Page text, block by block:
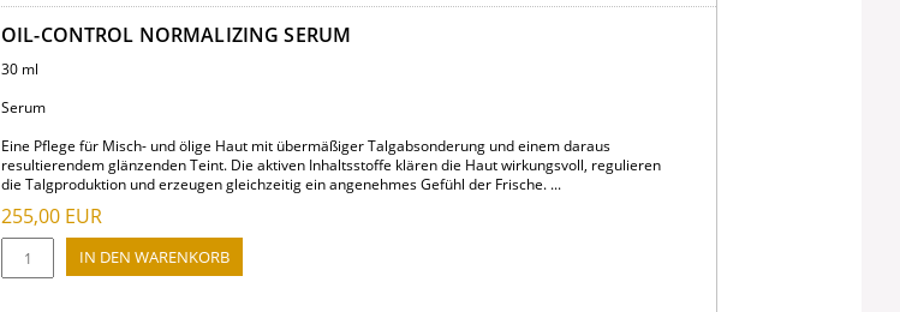
OIL-CONTROL NORMALIZING SERUM
30 ml
Serum
Eine Pflege für Misch- und ölige Haut mit übermäßiger Talgabsonderung und einem daraus
resultierendem glänzenden Teint. Die aktiven Inhaltsstoffe klären die Haut wirkungsvoll, regulieren
die Talgproduktion und erzeugen gleichzeitig ein angenehmes Gefühl der Frische. ...
255,00 EUR